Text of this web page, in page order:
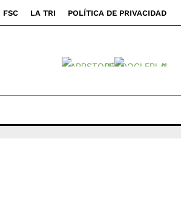
FSC LA TRI POLÍTICA DE PRIVACIDAD